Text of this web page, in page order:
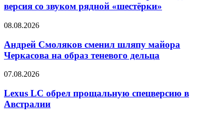
версия со звуком рядной «шестёрки»
08.08.2026
Андрей Смоляков сменил шляпу майора
Черкасова на образ теневого дельца
07.08.2026
Lexus LC обрел прощальную спецверсию в
Австралии